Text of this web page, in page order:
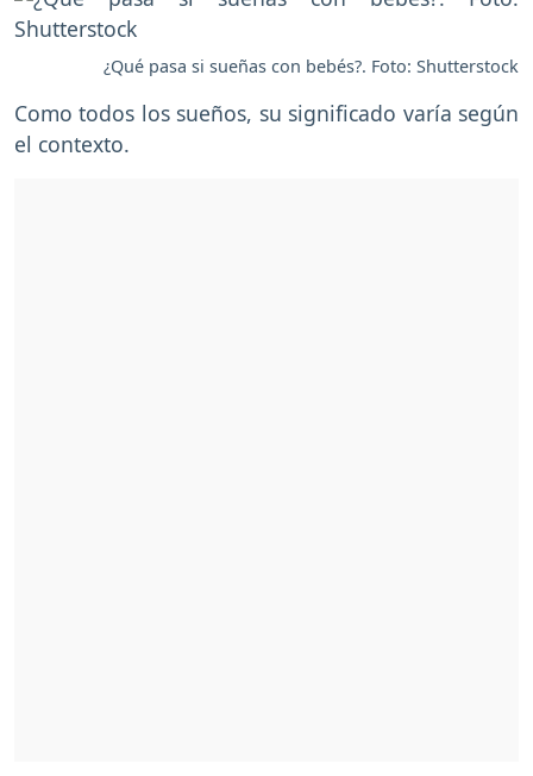
¿Qué pasa si sueñas con bebés?. Foto: Shutterstock
Como todos los sueños, su significado varía según
el contexto.